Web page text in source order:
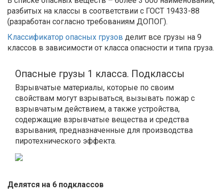
разбитых на классы в соответствии с ГОСТ 19433-88
(разработан согласно требованиям ДОПОГ).
Классификатор опасных грузов делит все грузы на 9
классов в зависимости от класса опасности и типа груза.
Опасные грузы 1 класса. Подклассы
Взрывчатые материалы, которые по своим
свойствам могут взрываться, вызывать пожар с
взрывчатым действием, а также устройства,
содержащие взрывчатые вещества и средства
взрывания, предназначенные для производства
пиротехнического эффекта.
Делятся на 6 подклассов